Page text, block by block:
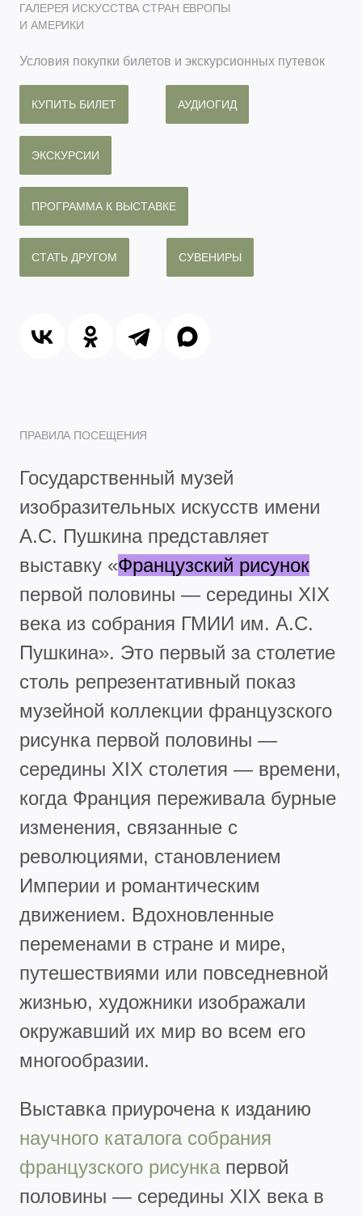
ГАЛЕРЕЯ ИСКУССТВА СТРАН ЕВРОПЫ
И АМЕРИКИ
Условия покупки билетов и экскурсионных путевок
КУПИТЬ БИЛЕТ АУДИОГИД
ЭКСКУРСИИ
ПРОГРАММА К ВЫСТАВКЕ
СТАТЬ ДРУГОМ СУВЕНИРЫ
ПРАВИЛА ПОСЕЩЕНИЯ
Государственный музей
изобразительных искусств имени
А.С. Пушкина представляет
выставку «Французский рисунок
первой половины — середины XIX
века из собрания ГМИИ им. А.С.
Пушкина». Это первый за столетие
столь репрезентативный показ
музейной коллекции французского
рисунка первой половины —
середины XIX столетия — времени,
когда Франция переживала бурные
изменения, связанные с
революциями, становлением
Империи и романтическим
движением. Вдохновленные
переменами в стране и мире,
путешествиями или повседневной
жизнью, художники изображали
окружавший их мир во всем его
многообразии.
Выставка приурочена к изданию
научного каталога собрания
французского рисункапервой
половины — середины XIX века в